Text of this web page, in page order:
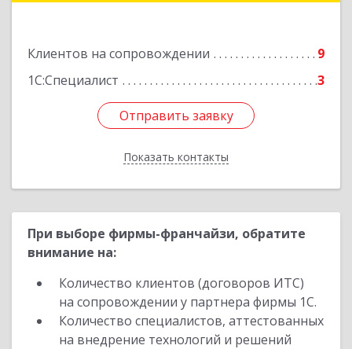
Клиентов на сопровождении
9
1С:Специалист
3
Отправить заявку
Показать контакты
Подробнее
Отправить заявку
Назад
При выборе фирмы-франчайзи, обратите
внимание на:
Количество клиентов (договоров ИТС)
на сопровождении у партнера фирмы 1С.
Количество специалистов, аттестованных
на внедрение технологий и решений